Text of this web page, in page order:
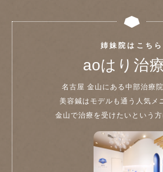
姉妹院はこちら
aoはり治
名古屋 金山にある中部治療院
美容鍼はモデルも通う人気メ
金山で治療を受けたいという方